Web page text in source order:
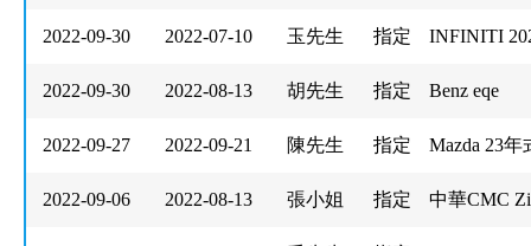
2022-09-30 2022-07-10 玉先生 指定 INFINITI
2022-09-30 2022-08-13 胡先生 指定 Benz eqe
2022-09-27 2022-09-21 陳先生 指定 Mazda 23年
2022-09-06 2022-08-13 張小姐 指定 中華CMC